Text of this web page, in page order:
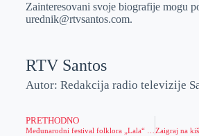
Zainteresovani svoje biografije mogu
urednik@rtvsantos.com.
RTV Santos
Autor: Redakcija radio televizije
PRETHODNO